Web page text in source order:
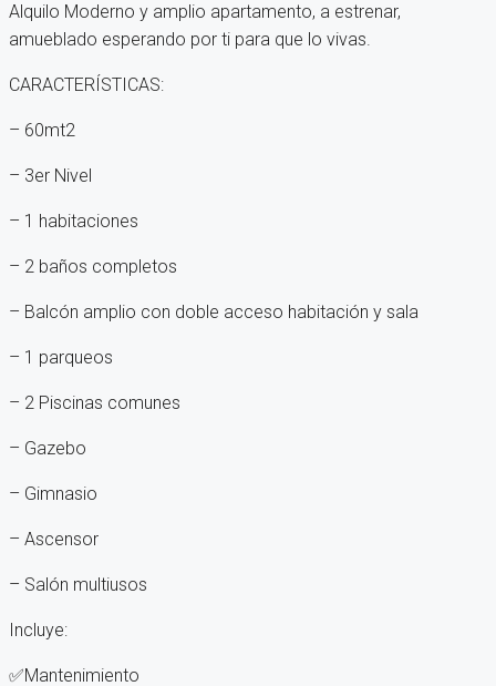
Alquilo Moderno y amplio apartamento, a estrenar,
amueblado esperando por ti para que lo vivas.
CARACTERÍSTICAS:
– 60mt2
– ⁠3er Nivel
– 1 habitaciones
– 2 baños completos
– Balcón amplio con doble acceso habitación y sala
– ⁠1 parqueos
– 2 Piscinas comunes
– ⁠Gazebo
– Gimnasio
– Ascensor
– ⁠Salón multiusos
Incluye:
✅Mantenimiento